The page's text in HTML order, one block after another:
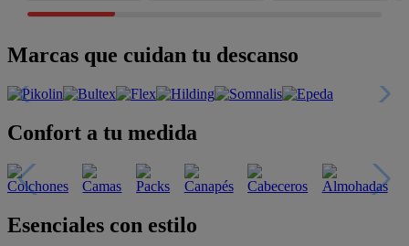
Marcas que cuidan tu descanso
Confort a tu medida
Esenciales con estilo